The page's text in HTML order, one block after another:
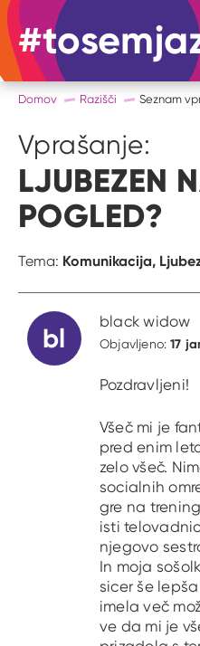
Domov Razišči Seznam
Vprašanje:
LJUBEZEN
POGLED?
Tema: Komunikacija,
bl
black widow
Objavljeno:17
Pozdravljeni!
Všeč mi je
pred enim
zelo všeč.
socialnih
gre na
isti
njegovo
In moja
sicer še
imela več
ve da mi je